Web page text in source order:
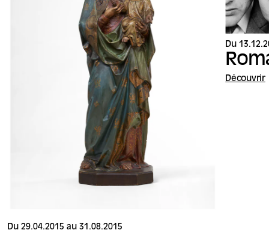
Du 29.04.2015 au 31.08.2015
Du
Découvrir